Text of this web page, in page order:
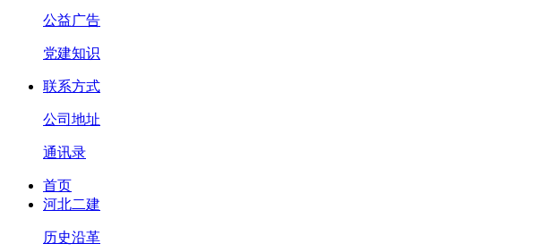
公益广告
党建知识
联系方式
公司地址
通讯录
首页
河北二建
历史沿革